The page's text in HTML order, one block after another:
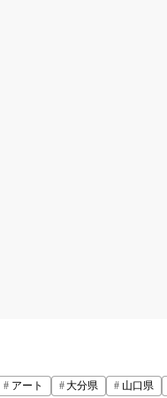
アート 大分県 山口県